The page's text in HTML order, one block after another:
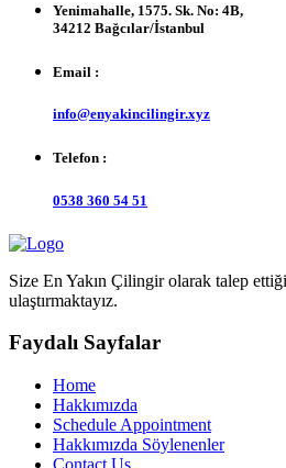
Yenimahalle, 1575. Sk. No: 4B,
34212 Bağcılar/İstanbul
Email :
info@enyakincilingir.xyz
Telefon :
0538 360 54 51
Size En Yakın Çilingir olarak talep
ulaştırmaktayız.
Faydalı Sayfalar
Home
Hakkımızda
Schedule Appointment
Hakkımızda Söylenenler